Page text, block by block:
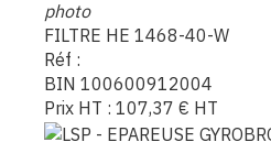
photo
FILTRE HE 1468-40-W
Réf :
BIN 100600912004
Prix HT : 107,37 € HT